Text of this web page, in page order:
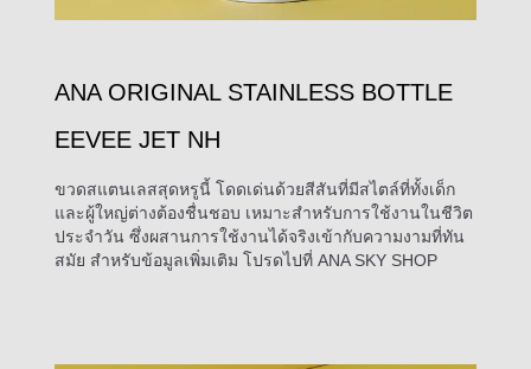
ANA ORIGINAL STAINLESS BOTTLE
EEVEE JET NH
ขวดสแตนเลสสุดหรูนี้ โดดเด่นด้วยสีสันที่มีสไตล์ที่ทั้งเด็ก
และผู้ใหญ่ต่างต้องชื่นชอบ เหมาะสำหรับการใช้งานในชีวิต
ประจำวัน ซึ่งผสานการใช้งานได้จริงเข้ากับความงามที่ทัน
สมัย สำหรับข้อมูลเพิ่มเติม โปรดไปที่ ANA SKY SHOP